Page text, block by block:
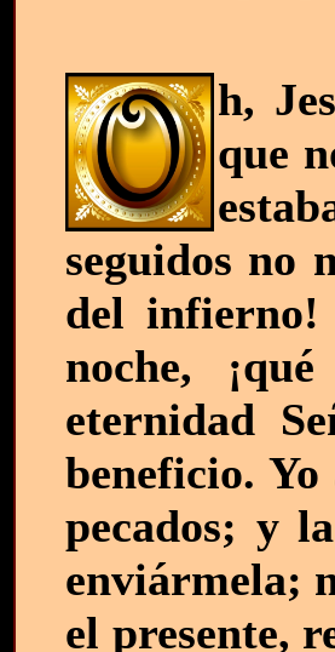
h,
que
seguidos no
del infierno!
noche,
eternidad
beneficio.
pecados; y
enviármela;
el presente,